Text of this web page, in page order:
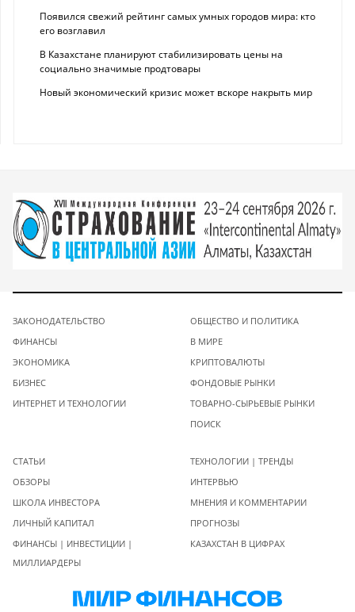
Появился свежий рейтинг самых умных городов мира: кто
его возглавил
В Казахстане планируют стабилизировать цены на
социально значимые продтовары
Новый экономический кризис может вскоре накрыть мир
ЗАКОНОДАТЕЛЬСТВО
ФИНАНСЫ
ЭКОНОМИКА
БИЗНЕС
ИНТЕРНЕТ И ТЕХНОЛОГИИ
ОБЩЕСТВО И ПОЛИТИКА
В МИРЕ
КРИПТОВАЛЮТЫ
ФОНДОВЫЕ РЫНКИ
ТОВАРНО-СЫРЬЕВЫЕ РЫНКИ
ПОИСК
СТАТЬИ
ОБЗОРЫ
ШКОЛА ИНВЕСТОРА
ЛИЧНЫЙ КАПИТАЛ
ФИНАНСЫ | ИНВЕСТИЦИИ |
МИЛЛИАРДЕРЫ
ТЕХНОЛОГИИ | ТРЕНДЫ
ИНТЕРВЬЮ
МНЕНИЯ И КОММЕНТАРИИ
ПРОГНОЗЫ
КАЗАХСТАН В ЦИФРАХ